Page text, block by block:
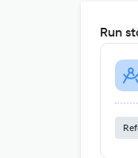
Run